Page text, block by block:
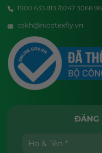
1900 633 813 /0247 3068
cskh@nicotexfly.vn
ĐĂNG